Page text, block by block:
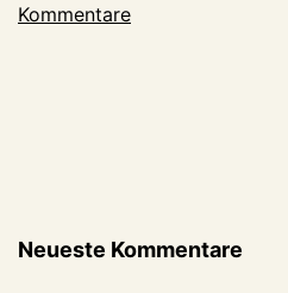
hebt
Kommentare
Neueste Kommentare